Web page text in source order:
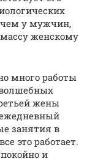
у мужчин,
женскому
много работы
жены
занятия в
это работает.
и